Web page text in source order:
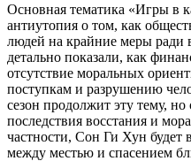
Основная тематика «Игры в
антиутопия о том, как
людей на крайние меры
детально показали, как
отсутствие моральных
поступкам и разрушению
сезон продолжит эту тему,
последствия восстания и
частности, Сон Ги Хун
между местью и спасением